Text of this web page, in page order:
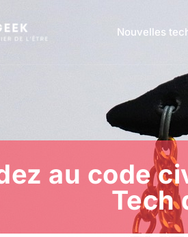
Nouvelles
au code
Tech